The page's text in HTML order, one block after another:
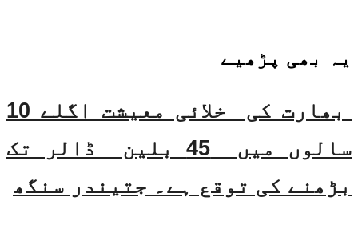
یہ بھی پڑھیے
بھارت کی خلائی معیشت اگلے 10
سالوں میں 45 بلین ڈالر تک
بڑھنے کی توقع ہے۔ جتیندر سنگھ